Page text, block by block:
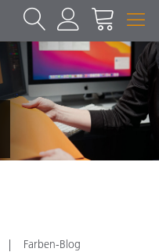
Farben-Blog